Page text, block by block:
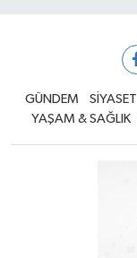
GÜNDEM SİYASET
YAŞAM & SAĞLIK